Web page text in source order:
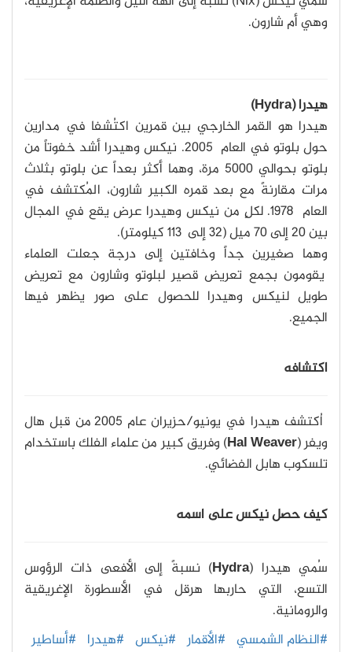
وهي أم شارون.
هيدرا (Hydra)
هيدرا هو القمر الخارجي بين قمرين اكتُشفا في مدارين
حول بلوتو في العام 2005. نيكس وهيدرا أشد خفوتاً من
بلوتو بحوالي 5000 مرة، وهما أكثر بعداً عن بلوتو بثلاث
مرات مقارنةً مع بعد قمره الكبير شارون، المُكتشف في
العام 1978. لكلٍ من نيكس وهيدرا عرض يقع في المجال
بين 20 إلى 70 ميل (32 إلى 113 كيلومتر).
وهما صغيرين جداً وخافتين إلى درجة جعلت العلماء
يقومون بجمع تعريض قصير لبلوتو وشارون مع تعريض
طويل لنيكس وهيدرا للحصول على صور يظهر فيها
الجميع.
اكتشافه
اُكتشف هيدرا في يونيو/حزيران عام 2005 من قبل هال
ويفر (Hal Weaver) وفريق كبير من علماء الفلك باستخدام
تلسكوب هابل الفضائي.
كيف حصل نيكس على اسمه
سُمي هيدرا (Hydra) نسبةً إلى الأفعى ذات الرؤوس
التسع، التي حاربها هرقل في الأسطورة الإغريقية
والرومانية.
#النظام الشمسي #الأقمار #نيكس #هيدرا #أساطير